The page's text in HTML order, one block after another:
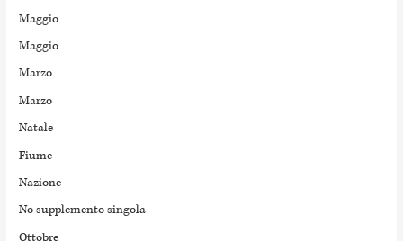
Maggio
Maggio
Marzo
Marzo
Natale
Fiume
Nazione
No supplemento singola
Ottobre